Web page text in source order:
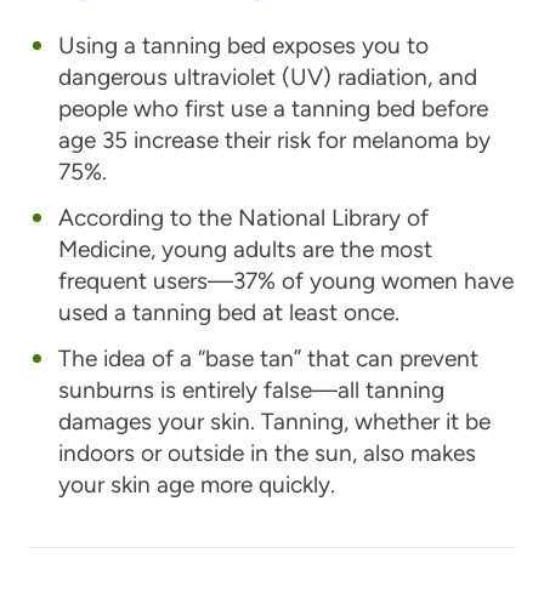
Using a tanning bed exposes you to
dangerous ultraviolet (UV) radiation, and
people who first use a tanning bed before
age 35 increase their risk for melanoma by
75%.
According to the National Library of
Medicine, young adults are the most
frequent users—37% of young women have
used a tanning bed at least once.
The idea of a “base tan” that can prevent
sunburns is entirely false—all tanning
damages your skin. Tanning, whether it be
indoors or outside in the sun, also makes
your skin age more quickly.